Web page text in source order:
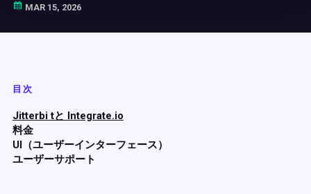
MAR 15, 2026
目次
Jitterbi tと Integrate.io
料金
UI（ユーザーインターフェース）
ユーザーサポート